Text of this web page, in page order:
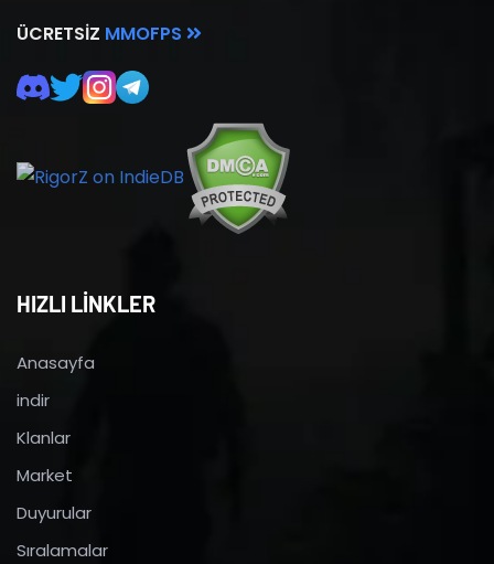
ÜCRETSIZ MMOFPS
HIZLI LİNKLER
Anasayfa
indir
Klanlar
Market
Duyurular
Sıralamalar